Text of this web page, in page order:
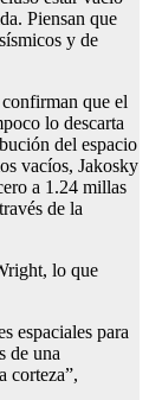
Piensan que
y de
que el
lo descarta
del espacio
vacíos, Jakosky
a 1.24 millas
de la
lo que
espaciales para
de una
corteza”,